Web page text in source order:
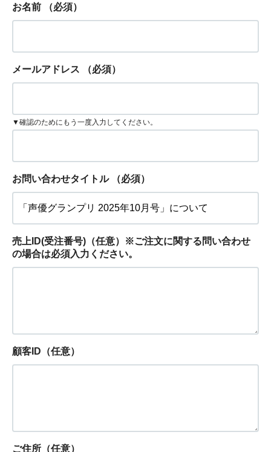
お名前 （必須）
メールアドレス （必須）
▼確認のためにもう一度入力してください。
お問い合わせタイトル （必須）
売上ID(受注番号)（任意）※ご注文に関する問い合わせ
の場合は必須入力ください。
顧客ID（任意）
ご住所（任意）